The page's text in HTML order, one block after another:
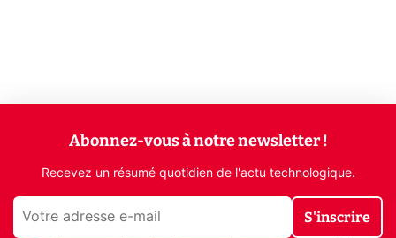
Abonnez-vous à notre newsletter !
Recevez un résumé quotidien de l'actu technologique.
S'inscrire